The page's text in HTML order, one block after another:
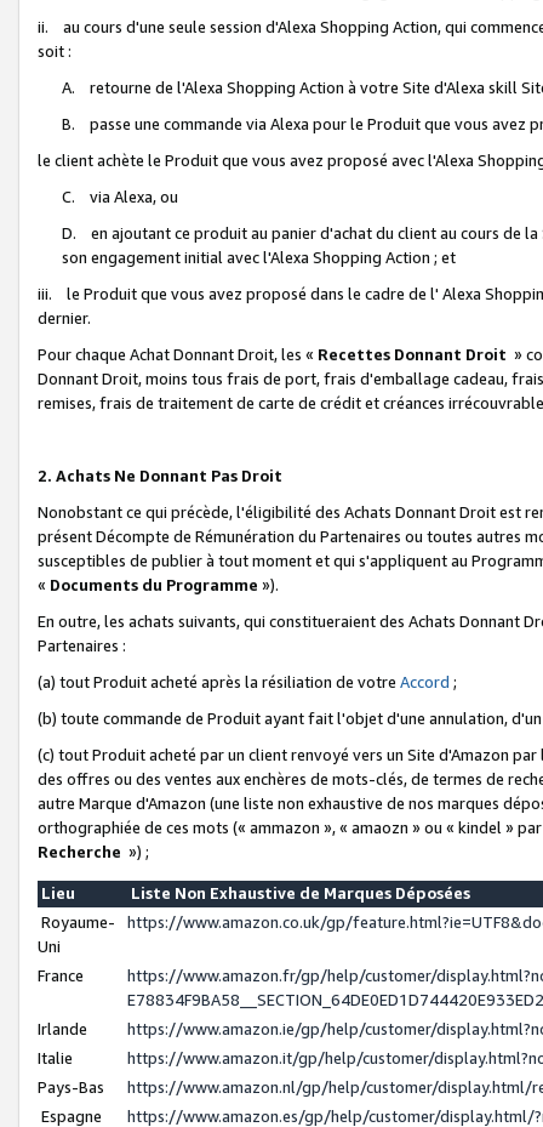
ii. au cours d'une seule session d'Alexa Shopping Action, qui
soit :
A. retourne de l'Alexa Shopping Action à votre Site d'Alexa skill
B. passe une commande via Alexa pour le Produit que vous avez
le client achète le Produit que vous avez proposé avec l'Alexa
C. via Alexa, ou
D. en ajoutant ce produit au panier d'achat du client au cours de
son engagement initial avec l'Alexa Shopping Action ; et
iii. le Produit que vous avez proposé dans le cadre de l' Alexa
dernier.
Pour chaque Achat Donnant Droit, les « Recettes Donnant Droit »
Donnant Droit, moins tous frais de port, frais d'emballage cadeau,
remises, frais de traitement de carte de crédit et créances
2. Achats Ne Donnant Pas Droit
Nonobstant ce qui précède, l'éligibilité des Achats Donnant Droit est
présent Décompte de Rémunération du Partenaires ou toutes autres
susceptibles de publier à tout moment et qui s'appliquent au
« Documents du Programme »).
En outre, les achats suivants, qui constitueraient des Achats Donnant
Partenaires :
(a) tout Produit acheté après la résiliation de votre Accord ;
(b) toute commande de Produit ayant fait l'objet d'une annulation,
(c) tout Produit acheté par un client renvoyé vers un Site d'Amazon
des offres ou des ventes aux enchères de mots-clés, de termes de
autre Marque d'Amazon (une liste non exhaustive de nos marques
orthographiée de ces mots (« ammazon », « amaozn » ou « kindel »
Recherche ») ;
Lieu
Liste Non Exhaustive de Marques Déposées
Royaume-
Uni
https://www.amazon.co.uk/gp/
France
https://www.amazon.fr/gp/help/customer/
Irlande
https://www.amazon.ie/gp/help/customer/
Italie
https://www.amazon.it/gp/help/customer/
Pays-Bas
https://www.amazon.nl/gp/help/customer/display.html/
Espagne
https://www.amazon.es/gp/help/customer/display.html/